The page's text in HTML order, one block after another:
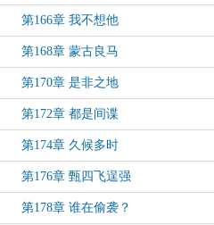
第166章 我不想他
第168章 蒙古良马
第170章 是非之地
第172章 都是间谍
第174章 久候多时
第176章 甄四飞逞强
第178章 谁在偷袭？